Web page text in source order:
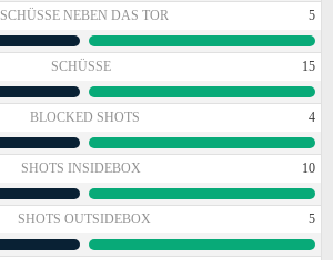
SCHÜSSE NEBEN DAS TOR 5
SCHÜSSE 15
BLOCKED SHOTS 4
SHOTS INSIDEBOX 10
SHOTS OUTSIDEBOX 5